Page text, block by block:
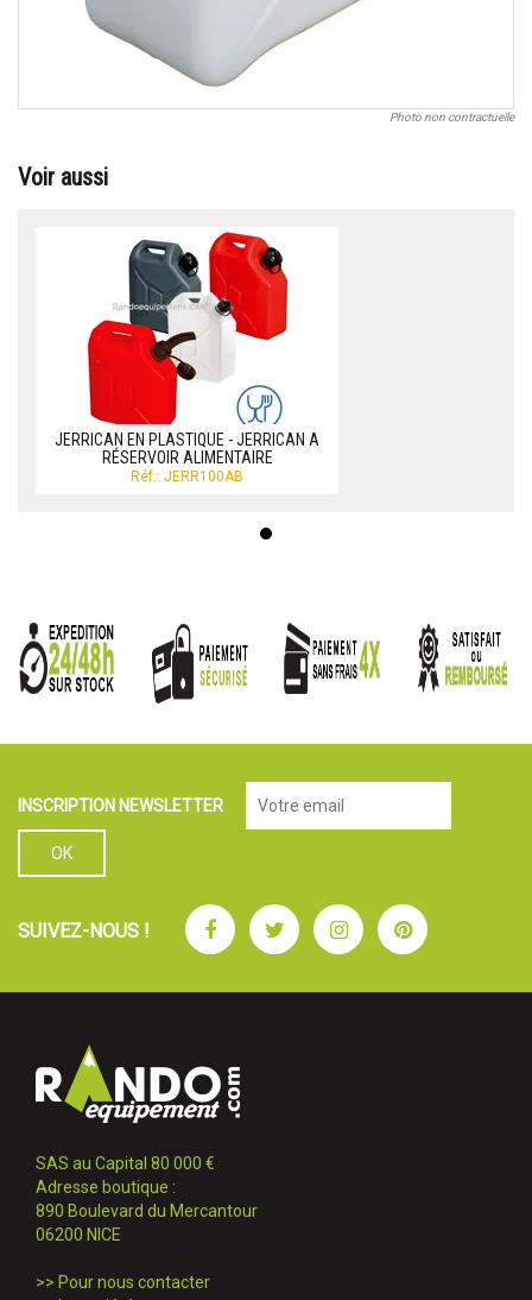
Photo non contractuelle
Voir aussi
JERRICAN EN PLASTIQUE - JERRICAN A
RÉSERVOIR ALIMENTAIRE
Réf.: JERR100AB
INSCRIPTION NEWSLETTER
SUIVEZ-NOUS ! FacebookTwitterInstagramPinterest
SAS au Capital 80 000 €
Adresse boutique :
890 Boulevard du Mercantour
06200 NICE
>> Pour nous contacter